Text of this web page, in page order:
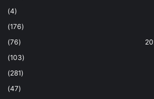
(4)
(176)
(76)
(103)
(281)
(47)